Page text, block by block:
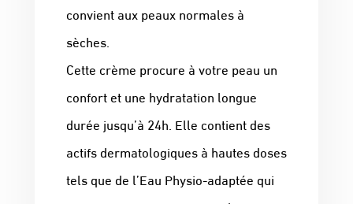
convient aux peaux normales à
sèches.
Cette crème procure à votre peau un
confort et une hydratation longue
durée jusqu’à 24h. Elle contient des
actifs dermatologiques à hautes doses
tels que de l’Eau Physio-adaptée qui